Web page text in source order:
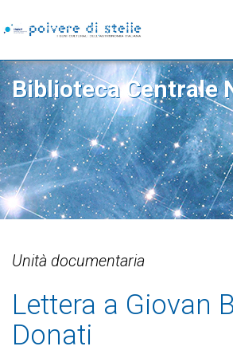
Unità documentaria
Lettera a Giovan
Donati